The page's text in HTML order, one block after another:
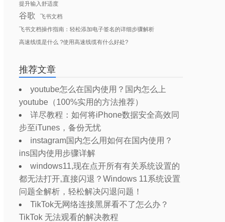
提升输入舒适度
谷歌 飞书文档
飞书文档操作指南：轻松添加电子签名的详细步骤解析
高速线缆是什么 ?使用高速线缆有什么好处?
推荐文章
youtube怎么在国内使用？国内怎么上
youtube（100%实用的方法推荐）
详尽教程：如何将iPhone数据安全高效同
步至iTunes，备份无忧
instagram国内怎么用如何在国内使用？
ins国内使用步骤详解
windows11,现在点开所有有关系统设置的
都无法打开,直接闪退？Windows 11系统设置
问题全解析，轻松解决闪退问题！
TikTok无网络连接黑屏看不了怎么办？
TikTok 无法观看的解决教程